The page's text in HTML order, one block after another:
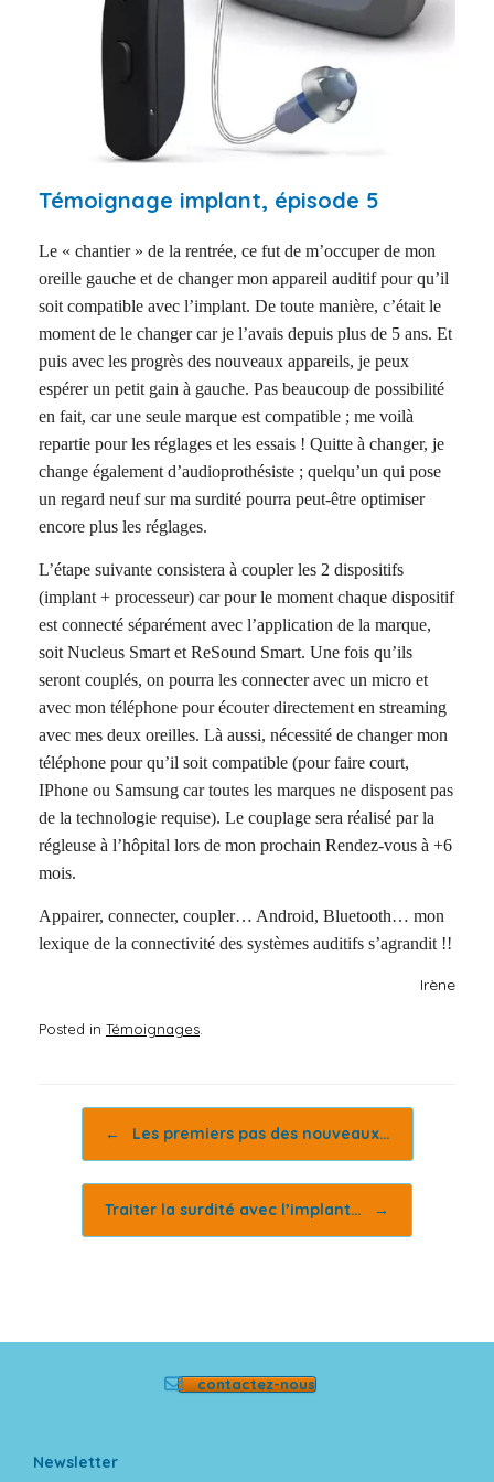
Témoignage implant, épisode 5
Le « chantier » de la rentrée, ce fut de m’occuper de mon
oreille gauche et de changer mon appareil auditif pour qu’il
soit compatible avec l’implant. De toute manière, c’était le
moment de le changer car je l’avais depuis plus de 5 ans. Et
puis avec les progrès des nouveaux appareils, je peux
espérer un petit gain à gauche. Pas beaucoup de possibilité
en fait, car une seule marque est compatible ; me voilà
repartie pour les réglages et les essais ! Quitte à changer, je
change également d’audioprothésiste ; quelqu’un qui pose
un regard neuf sur ma surdité pourra peut-être optimiser
encore plus les réglages.
L’étape suivante consistera à coupler les 2 dispositifs
(implant + processeur) car pour le moment chaque dispositif
est connecté séparément avec l’application de la marque,
soit Nucleus Smart et ReSound Smart. Une fois qu’ils
seront couplés, on pourra les connecter avec un micro et
avec mon téléphone pour écouter directement en streaming
avec mes deux oreilles. Là aussi, nécessité de changer mon
téléphone pour qu’il soit compatible (pour faire court,
IPhone ou Samsung car toutes les marques ne disposent pas
de la technologie requise). Le couplage sera réalisé par la
régleuse à l’hôpital lors de mon prochain Rendez-vous à +6
mois.
Appairer, connecter, coupler… Android, Bluetooth… mon
lexique de la connectivité des systèmes auditifs s’agrandit !!
Irène
Posted in Témoignages
← Les premiers pas des nouveaux…
Traiter la surdité avec l’implant… →
contactez-nous
Newsletter